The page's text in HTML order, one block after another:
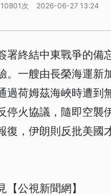
次 2026-06-27 13:24
署終結中東戰爭的備
。一艘由長榮海運新
過荷姆茲海峽時遭到
停火協議，隨即空襲
復，伊朗則反批美國
【公視新聞網】